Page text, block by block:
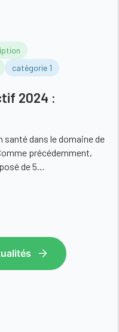
catégorie 1
2024 :
dans le domaine de
précédemment,
de 5…